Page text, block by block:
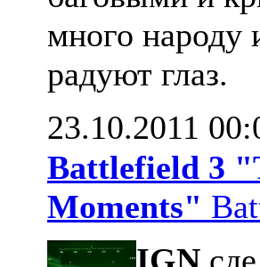
много народу
радуют глаз.
23.10.2011
Battlefield 3
Moments"